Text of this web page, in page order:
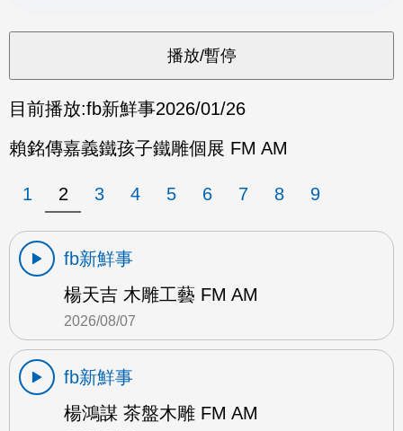
目前播放:fb新鮮事2026/01/26
賴銘傳嘉義鐵孩子鐵雕個展 FM AM
1 2 3 4 5 6 7 8 9
fb新鮮事
楊天吉 木雕工藝 FM AM
2026/08/07
fb新鮮事
楊鴻謀 茶盤木雕 FM AM